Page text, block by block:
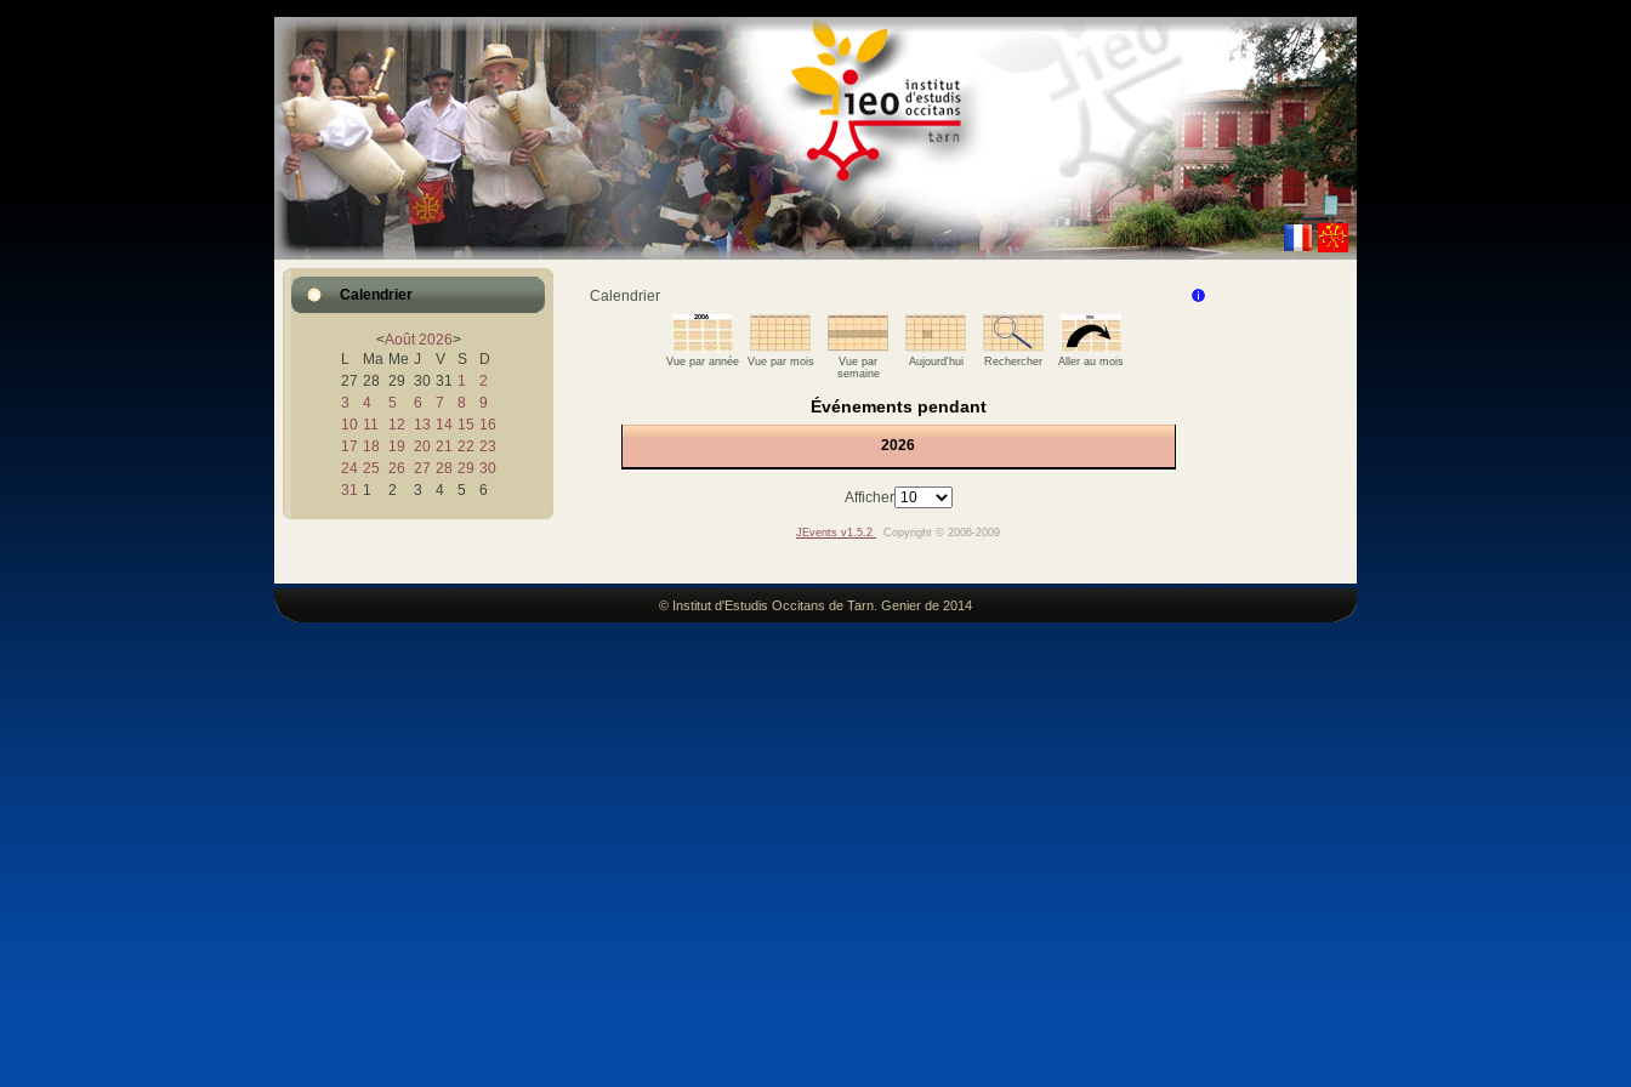
Calendrier
<Août 2026>
L
Ma Me J V S
D
27 28 29 30 31 1
2
3
4 5 6 7 8
9
10 11 12 13 14 15 16
17 18 19 20 21 22 23
24 25 26 27 28 29 30
31 1 2 3 4 5 6
Calendrier
Vue par année Vue par mois
Vue par
semaine
Aujourd'hui Rechercher Aller au mois
Événements pendant
2026
Afficher
JEvents v1.5.2 Copyright © 2006-2009
© Institut d'Estudis Occitans de Tarn. Genier de 2014